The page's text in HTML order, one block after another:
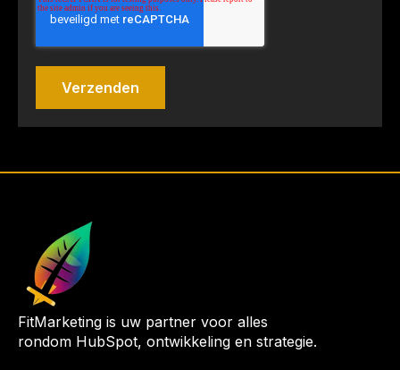
FitMarketing is uw partner voor alles
rondom HubSpot, ontwikkeling en strategie.